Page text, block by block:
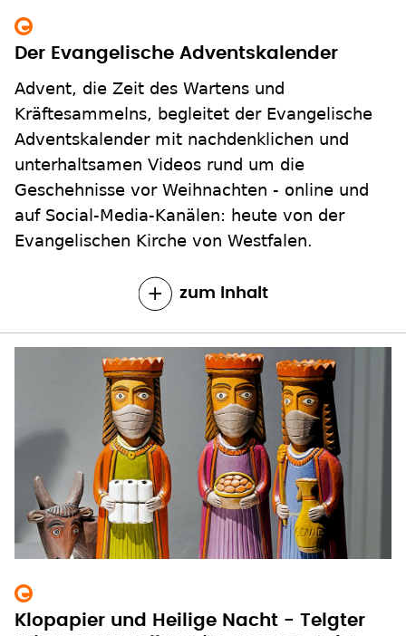
Advent, die Zeit des Wartens und
Kräftesammelns, begleitet der Evangelische
Adventskalender mit nachdenklichen und
unterhaltsamen Videos rund um die
Geschehnisse vor Weihnachten - online und
auf Social-Media-Kanälen: heute von der
Evangelischen Kirche von Westfalen.
zum Inhalt
Klopapier und Heilige Nacht - Telgter
Krippenausstellung im Corona-Jahr
Die Krippe als Lichtblick, Wegweiser,